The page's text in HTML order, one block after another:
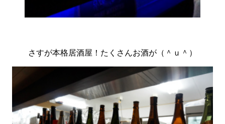
さすが本格居酒屋！たくさんお酒が（＾ｕ＾）